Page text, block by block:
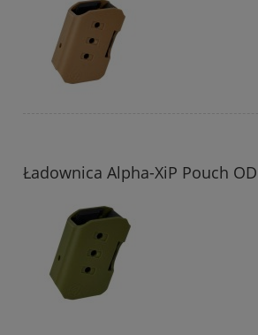
Ładownica Alpha-XiP Pouch